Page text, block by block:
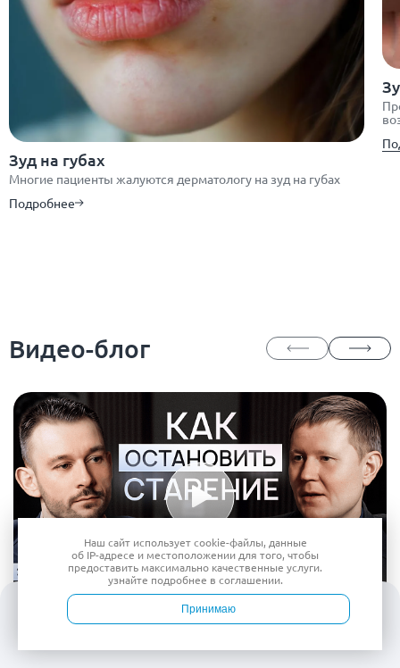
Зуд на губах
Многие пациенты жалуются дерматологу на зуд на губах
Подробнее
Видео-блог
Наш сайт используетcookie-файлы, данные
об IP-адресе и местоположении для того, чтобы
предоставить максимально качественные услуги.
узнайте подробнее в соглашении.
Принимаю